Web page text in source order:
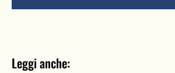
Leggi anche: